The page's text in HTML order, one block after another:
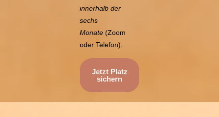
innerhalb der
sechs
Monate(Zoom
oder Telefon).
Jetzt Platz
sichern